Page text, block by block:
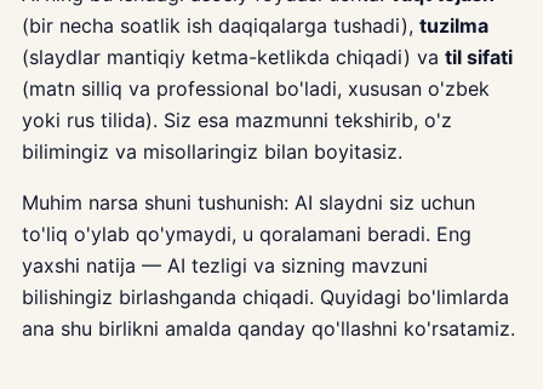
(bir necha soatlik ish daqiqalarga tushadi), tuzilma
(slaydlar mantiqiy ketma-ketlikda chiqadi) va til sifati
(matn silliq va professional bo'ladi, xususan o'zbek
yoki rus tilida). Siz esa mazmunni tekshirib, o'z
bilimingiz va misollaringiz bilan boyitasiz.
Muhim narsa shuni tushunish: AI slaydni siz uchun
to'liq o'ylab qo'ymaydi, u qoralamani beradi. Eng
yaxshi natija — AI tezligi va sizning mavzuni
bilishingiz birlashganda chiqadi. Quyidagi bo'limlarda
ana shu birlikni amalda qanday qo'llashni ko'rsatamiz.